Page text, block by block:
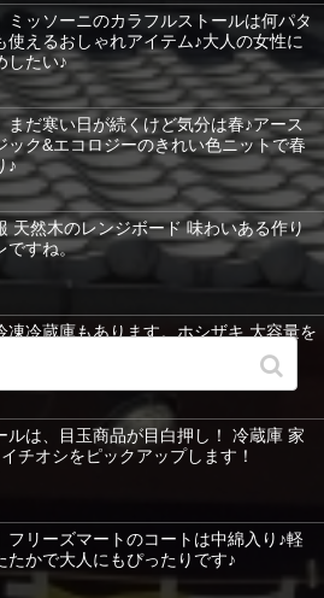
ミッソーニのカラフルストールは何パタ
使えるおしゃれアイテム♪大人の女性に
したい♪
まだ寒い日が続くけど気分は春♪アース
ック&エコロジーのきれい色ニットで春
♪
天然木のレンジボード 味わいある作り
ですね。
凍冷蔵庫もあります。ホシザキ 大容量を
器具など特価！
ルは、目玉商品が目白押し！ 冷蔵庫 家
チオシをピックアップします！
フリーズマートのコートは中綿入り♪軽
たかで大人にもぴったりです♪